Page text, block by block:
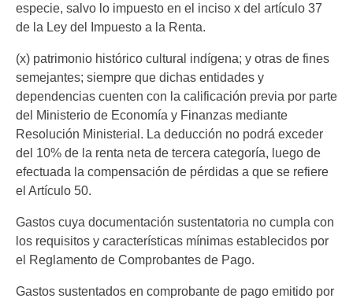
especie, salvo lo impuesto en el inciso x del artículo 37
de la Ley del Impuesto a la Renta.
(x) patrimonio histórico cultural indígena; y otras de fines
semejantes; siempre que dichas entidades y
dependencias cuenten con la calificación previa por parte
del Ministerio de Economía y Finanzas mediante
Resolución Ministerial. La deducción no podrá exceder
del 10% de la renta neta de tercera categoría, luego de
efectuada la compensación de pérdidas a que se refiere
el Artículo 50.
Gastos cuya documentación sustentatoria no cumpla con
los requisitos y características mínimas establecidos por
el Reglamento de Comprobantes de Pago.
Gastos sustentados en comprobante de pago emitido por